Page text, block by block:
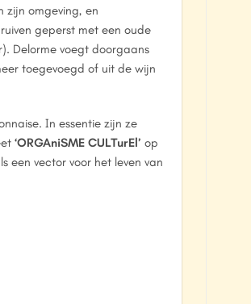
zijn omgeving, en
geperst met een oude
Delorme voegt doorgaans
toegevoegd of uit de wijn
In essentie zijn ze
‘ORGAniSME CULTurEl’ op
een vector voor het leven van